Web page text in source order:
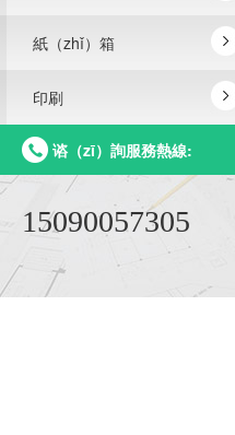
紙（zhǐ）箱
印刷
谘（zī）詢服務熱線:
15090057305